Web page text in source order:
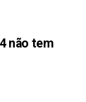
não tem